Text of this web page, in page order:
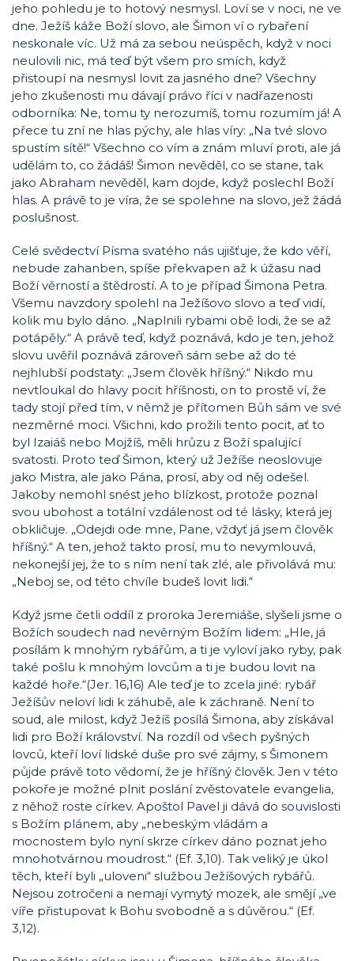
jeho pohledu je to hotový nesmysl. Loví se v noci, ne ve
dne. Ježíš káže Boží slovo, ale Šimon ví o rybaření
neskonale víc. Už má za sebou neúspěch, když v noci
neulovili nic, má teď být všem pro smích, když
přistoupí na nesmysl lovit za jasného dne? Všechny
jeho zkušenosti mu dávají právo říci v nadřazenosti
odborníka: Ne, tomu ty nerozumíš, tomu rozumím já! A
přece tu zní ne hlas pýchy, ale hlas víry: „Na tvé slovo
spustím sítě!“ Všechno co vím a znám mluví proti, ale já
udělám to, co žádáš! Šimon nevěděl, co se stane, tak
jako Abraham nevěděl, kam dojde, když poslechl Boží
hlas. A právě to je víra, že se spolehne na slovo, jež žádá
poslušnost.
Celé svědectví Písma svatého nás ujišťuje, že kdo věří,
nebude zahanben, spíše překvapen až k úžasu nad
Boží věrností a štědrostí. A to je případ Šimona Petra.
Všemu navzdory spolehl na Ježíšovo slovo a teď vidí,
kolik mu bylo dáno. „Naplnili rybami obě lodi, že se až
potápěly.“ A právě teď, když poznává, kdo je ten, jehož
slovu uvěřil poznává zároveň sám sebe až do té
nejhlubší podstaty: „Jsem člověk hříšný.“ Nikdo mu
nevtloukal do hlavy pocit hříšnosti, on to prostě ví, že
tady stojí před tím, v němž je přítomen Bůh sám ve své
nezměrné moci. Všichni, kdo prožili tento pocit, ať to
byl Izaiáš nebo Mojžíš, měli hrůzu z Boží spalující
svatosti. Proto teď Šimon, který už Ježíše neoslovuje
jako Mistra, ale jako Pána, prosí, aby od něj odešel.
Jakoby nemohl snést jeho blízkost, protože poznal
svou ubohost a totální vzdálenost od té lásky, která jej
obkličuje. „Odejdi ode mne, Pane, vždyť já jsem člověk
hříšný.“ A ten, jehož takto prosí, mu to nevymlouvá,
nekonejší jej, že to s ním není tak zlé, ale přivolává mu:
„Neboj se, od této chvíle budeš lovit lidi.“
Když jsme četli oddíl z proroka Jeremiáše, slyšeli jsme o
Božích soudech nad nevěrným Božím lidem: „Hle, já
posílám k mnohým rybářům, a ti je vyloví jako ryby, pak
také pošlu k mnohým lovcům a ti je budou lovit na
každé hoře.“(Jer. 16,16) Ale teď je to zcela jiné: rybář
Ježíšův neloví lidi k záhubě, ale k záchraně. Není to
soud, ale milost, když Ježíš posílá Šimona, aby získával
lidi pro Boží království. Na rozdíl od všech pyšných
lovců, kteří loví lidské duše pro své zájmy, s Šimonem
půjde právě toto vědomí, že je hříšný člověk. Jen v této
pokoře je možné plnit poslání zvěstovatele evangelia,
z něhož roste církev. Apoštol Pavel ji dává do souvislosti
s Božím plánem, aby „nebeským vládám a
mocnostem bylo nyní skrze církev dáno poznat jeho
mnohotvárnou moudrost.“ (Ef. 3,10). Tak veliký je úkol
těch, kteří byli „uloveni“ službou Ježíšových rybářů.
Nejsou zotročeni a nemají vymytý mozek, ale smějí „ve
víře přistupovat k Bohu svobodně a s důvěrou.“ (Ef.
3,12).